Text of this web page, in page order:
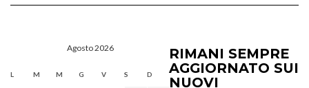
Agosto 2026
L M M G V S D
RIMANI SEMPRE
AGGIORNATO SUI
NUOVI